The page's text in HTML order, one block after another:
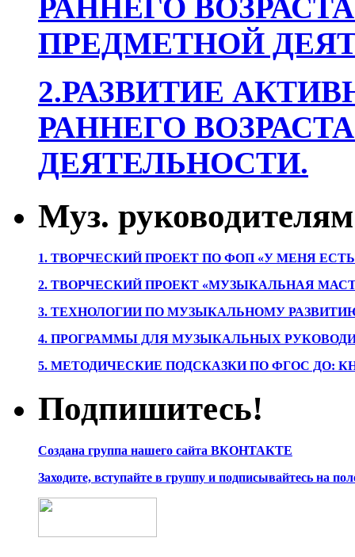
РАННЕГО
ПРЕДМЕТНОЙ
2.РАЗВИТИЕ
РАННЕГО
ДЕЯТЕЛЬНОСТИ.
Муз. руководителям
1. ТВОРЧЕСКИЙ ПРОЕКТ ПО ФОП «У МЕНЯ
2. ТВОРЧЕСКИЙ ПРОЕКТ «МУЗЫКАЛЬНАЯ
3. ТЕХНОЛОГИИ ПО МУЗЫКАЛЬНОМУ
4. ПРОГРАММЫ ДЛЯ МУЗЫКАЛЬНЫХ
5. МЕТОДИЧЕСКИЕ ПОДСКАЗКИ ПО ФГОС ДО:
Подпишитесь!
Создана группа нашего сайта ВКОНТАКТЕ
Заходите, вступайте в группу и подписывайтесь на